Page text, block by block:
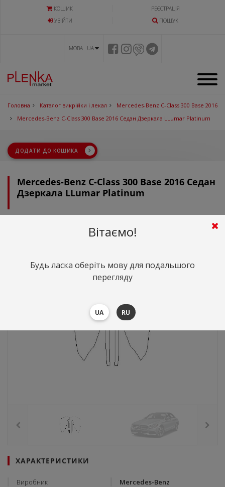
КОШИК
РЕЄСТРАЦІЯ
УВIЙТИ
ПОШУК
МОВА UA
Головна Каталог викрійки і лекал
Mercedes-Benz C-Class 300 Base 2016
Mercedes-Benz C-Class 300 Base 2016 Седан Дзеркала LLumar Platinum
ДОДАТИ ДО КОШИКА
Mercedes-Benz C-Class 300 Base 2016 Седан
Дзеркала LLumar Platinum
грн.
ХАРАКТЕРИСТИКИ
Виробник
Mercedes-Benz
Вітаємо!
Будь ласка оберіть мову для подальшого
перегляду
UA RU